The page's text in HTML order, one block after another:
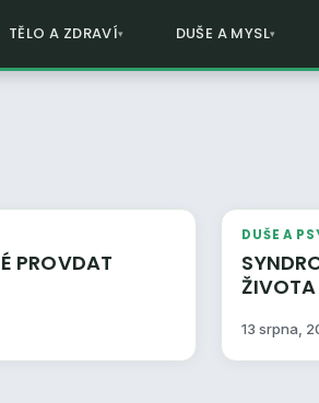
TĚLO A ZDRAVÍ DUŠE A MYSL
JAK SE PODRUHÉ PROVDAT
DUŠE A
SYNDROM
ŽIVOTA
13 srpna,